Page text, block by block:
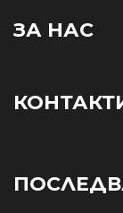
ЗА НАС